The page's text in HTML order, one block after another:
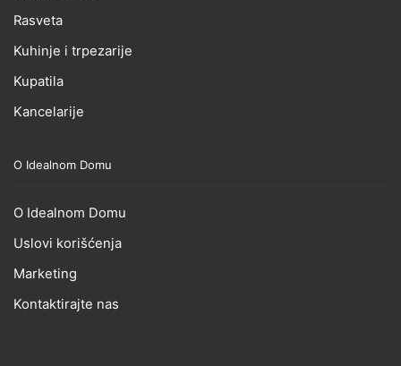
Rasveta
Kuhinje i trpezarije
Kupatila
Kancelarije
O Idealnom Domu
O Idealnom Domu
Uslovi korišćenja
Marketing
Kontaktirajte nas